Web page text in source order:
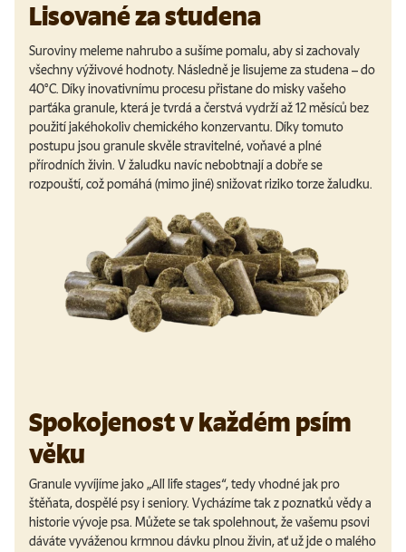
Lisované za studena
Suroviny meleme nahrubo a sušíme pomalu, aby si zachovaly
všechny výživové hodnoty. Následně je lisujeme za studena – do
40°C. Díky inovativnímu procesu přistane do misky vašeho
parťáka granule, která je tvrdá a čerstvá vydrží až 12 měsíců bez
použití jakéhokoliv chemického konzervantu. Díky tomuto
postupu jsou granule skvěle stravitelné, voňavé a plné
přírodních živin. V žaludku navíc nebobtnají a dobře se
rozpouští, což pomáhá (mimo jiné) snižovat riziko torze žaludku.
Spokojenost v každém psím
věku
Granule vyvíjíme jako „All life stages“, tedy vhodné jak pro
štěňata, dospělé psy i seniory. Vycházíme tak z poznatků vědy a
historie vývoje psa. Můžete se tak spolehnout, že vašemu psovi
dáváte vyváženou krmnou dávku plnou živin, ať už jde o malého